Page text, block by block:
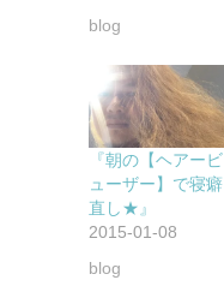
blog
『朝の【ヘアービ
ューザー】で寝癖
直し★』
2015-01-08
blog